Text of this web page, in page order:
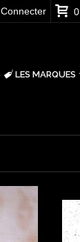
Connecter 0
LES MARQUES